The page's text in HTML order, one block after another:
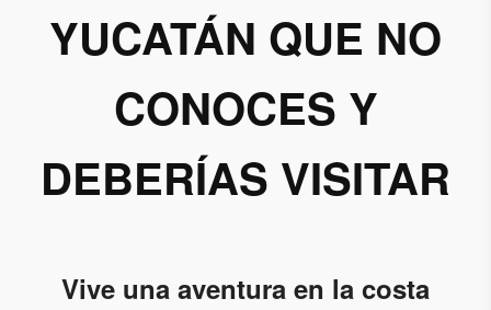
YUCATÁN QUE NO
CONOCES Y
DEBERÍAS VISITAR
Vive una aventura en la costa
Xcaret
permiso
a esta lista
Aceptar